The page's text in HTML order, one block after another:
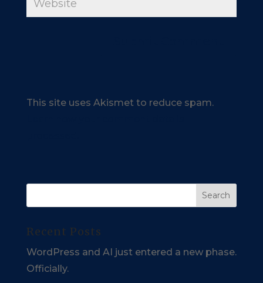
This site uses Akismet to reduce spam.
Recent Posts
WordPress and AI just entered a new phase.
Officially.